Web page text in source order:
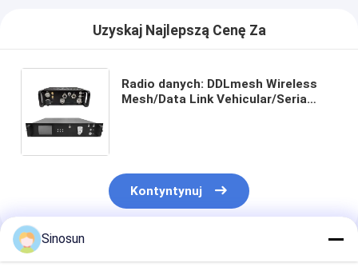
Uzyskaj Najlepszą Cenę Za
Radio danych: DDLmesh Wireless
Mesh/Data Link Vehicular/Seria
łącze danych
Kontyntynuj
Polecane Produkty
Sinosun